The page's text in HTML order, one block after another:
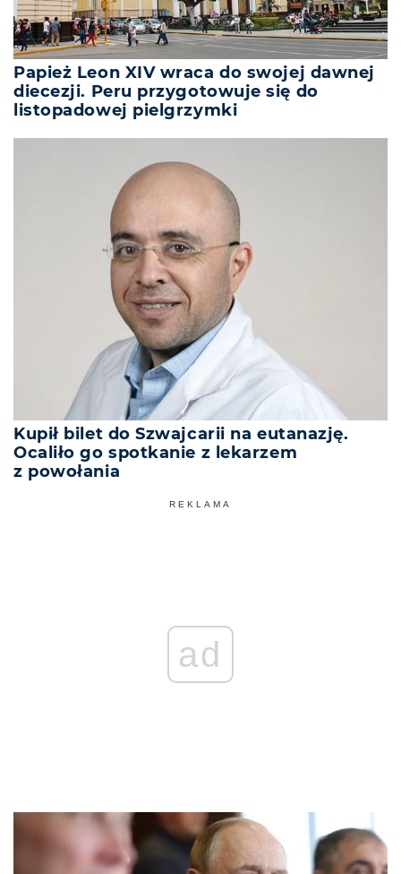
Papież Leon XIV wraca do swojej dawnej
diecezji. Peru przygotowuje się do
listopadowej pielgrzymki
Kupił bilet do Szwajcarii na eutanazję.
Ocaliło go spotkanie z lekarzem
z powołania
REKLAMA
ad